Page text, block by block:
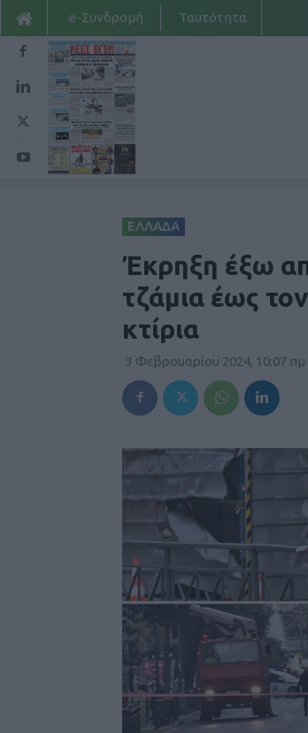
e-Συνδρομή Ταυτότητα
ΕΛΛΑΔΑ
Έκρηξη έξω
τζάμια έως
κτίρια
3 Φεβρουαρίου 2024, 10:07 πμ